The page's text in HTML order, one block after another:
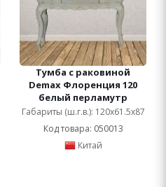
Тумба с раковиной
Demax Флоренция 120
белый перламутр
Габариты (ш.г.в.): 120x61.5x87
Код товара: 050013
Китай